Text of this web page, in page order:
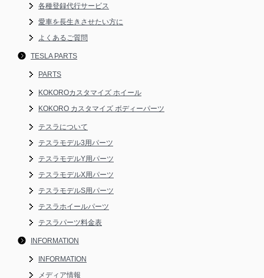
各種登録代行サービス
愛車を長生きさせたい方に
よくあるご質問
TESLA PARTS
PARTS
KOKOROカスタマイズ ホイール
KOKORO カスタマイズ ボディーパーツ
テスラについて
テスラモデル3用パーツ
テスラモデルY用パーツ
テスラモデルX用パーツ
テスラモデルS用パーツ
テスラホイールパーツ
テスラパーツ料金表
INFORMATION
INFORMATION
メディア情報